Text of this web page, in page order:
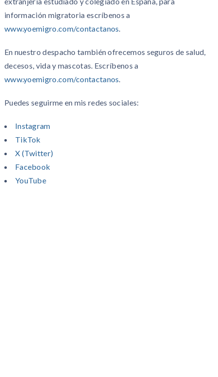
información migratoria escríbenos a
www.yoemigro.com/contactanos.
En nuestro despacho también ofrecemos seguros de salud,
decesos, vida y mascotas. Escríbenos a
www.yoemigro.com/contactanos.
Puedes seguirme en mis redes sociales:
Instagram
TikTok
X (Twitter)
Facebook
YouTube